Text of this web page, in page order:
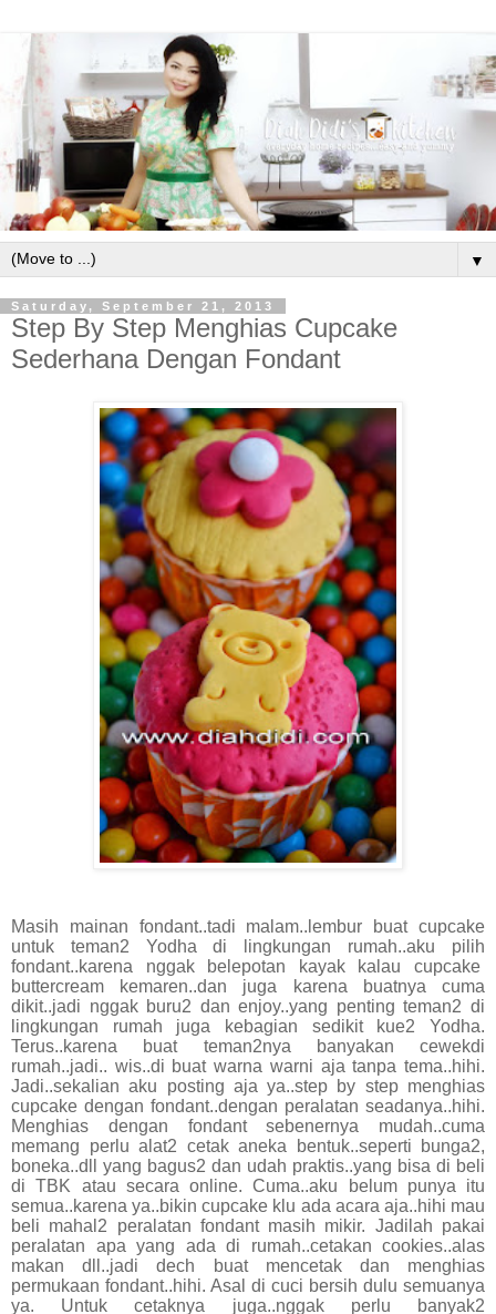
▼
Saturday, September 21, 2013
Step By Step Menghias Cupcake
Sederhana Dengan Fondant
Masih mainan fondant..tadi malam..lembur buat cupcake
untuk teman2 Yodha di lingkungan rumah..aku pilih
fondant..karena nggak belepotan kayak kalau cupcake
buttercream kemaren..dan juga karena buatnya cuma
dikit..jadi nggak buru2 dan enjoy..yang penting teman2 di
lingkungan rumah juga kebagian sedikit kue2 Yodha.
Terus..karena buat teman2nya banyakan cewekdi
rumah..jadi.. wis..di buat warna warni aja tanpa tema..hihi.
Jadi..sekalian aku posting aja ya..step by step menghias
cupcake dengan fondant..dengan peralatan seadanya..hihi.
Menghias dengan fondant sebenernya mudah..cuma
memang perlu alat2 cetak aneka bentuk..seperti bunga2,
boneka..dll yang bagus2 dan udah praktis..yang bisa di beli
di TBK atau secara online. Cuma..aku belum punya itu
semua..karena ya..bikin cupcake klu ada acara aja..hihi mau
beli mahal2 peralatan fondant masih mikir. Jadilah pakai
peralatan apa yang ada di rumah..cetakan cookies..alas
makan dll..jadi dech buat mencetak dan menghias
permukaan fondant..hihi. Asal di cuci bersih dulu semuanya
ya. Untuk cetaknya juga..nggak perlu banyak2